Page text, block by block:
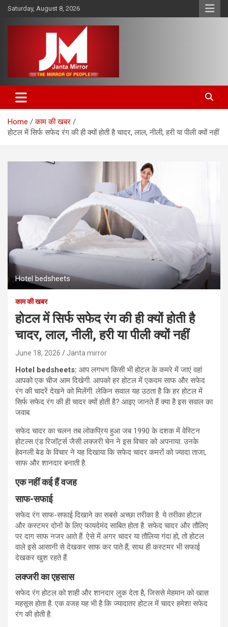
Skip
content
Saturday, August 8, 2026
Janta Mirror
Home
काम की खबर
होटल में सिर्फ सफेद रंग की‌ ही क्यों होती है चादर, लाल, नीली, हरी या पीली क्यों नहीं
Hotel bedsheets
काम की खबर
होटल में सिर्फ सफेद रंग की‌ ही क्यों होती है
चादर, लाल, नीली, हरी या पीली क्यों नहीं
June 18, 2026 Janta mirror
Hotel bedsheets: आप लगभग किसी भी होटल के कमरे में जाएं वहां
आपको एक चीज आम दिखेगी. आपको हर होटल में एकदम साफ और सफेद
रंग की चादरें देखने को मिलेंगी. लेकिन सवाल यह उठता है कि हर होटल में
सिर्फ सफेद रंग की ही चादर क्यों होती है? आइए जानते हैं क्या है इस सवाल का
जवाब.
सफेद चादर का चलन तब लोकप्रिय हुआ जब 1990 के दशक में वेस्टिन
होटल्स एंड रिजॉर्ट्स जैसी लक्जरी चेन ने इस विचार को अपनाया. उनके
हेवनली बेड के विचार ने यह दिखाया कि सफेद चादर कमरों को ज्यादा ताजा,
साफ और शानदार बनाती है.
एक नहीं कई हैं वजह
साफ-सफाई
सफेद रंग साफ-सफाई दिखाने का सबसे अच्छा तरीका है. ये तरीका होटल
और कस्टमर दोनों के लिए फायदेमंद साबित होता है. सफेद चादर और तौलिए
पर दाग साफ नजर आते हैं. ऐसे में अगर चादर या तौलिया गंदा हो, तो होटल
वाले इसे आसानी से देखकर साफ कर पाते हैं, साथ ही कस्टमर भी सफाई
देखकर खुश रहते हैं.
लक्जरी का एहसास
सफेद रंग होटल को शाही और शानदार लुक देता है, जिससे मेहमान को खास
महसूस होता है. एक वजह यह भी है कि ज्यादातर होटल में चादर हमेशा सफेद
रंग की होती है.